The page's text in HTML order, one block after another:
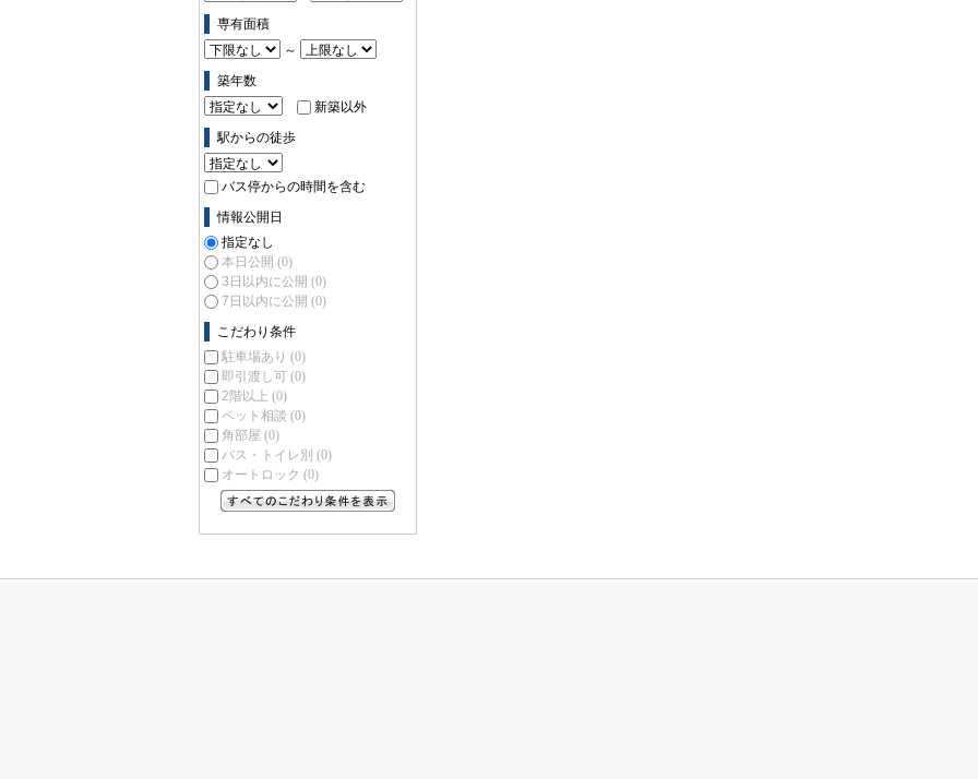
専有面積
～
築年数
新築以外
駅からの徒歩
バス停からの時間を含む
情報公開日
指定なし
本日公開 (0)
3日以内に公開 (0)
7日以内に公開 (0)
こだわり条件
駐車場あり (0)
即引渡し可 (0)
2階以上 (0)
ペット相談 (0)
角部屋 (0)
バス・トイレ別 (0)
オートロック (0)